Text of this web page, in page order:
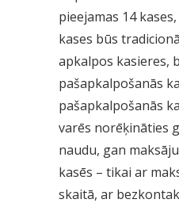
pieejamas 14
kases būs
apkalpos kasieres,
pašapkalpošanās
pašapkalpošanās
varēs norēķināties
naudu, gan
kasēs – tikai ar
skaitā, ar